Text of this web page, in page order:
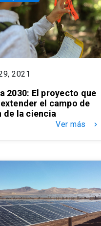
2021
2030: El proyecto que
el campo de
de la ciencia
Ver más keyboard_arrow_right